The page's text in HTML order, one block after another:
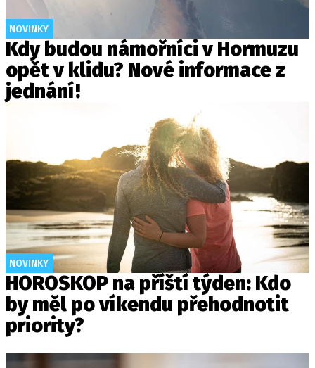
NOVINKY
Kdy budou námořníci v Hormuzu
opět v klidu? Nové informace z
jednání!
NOVINKY
HOROSKOP na příští týden: Kdo
by měl po víkendu přehodnotit
priority?